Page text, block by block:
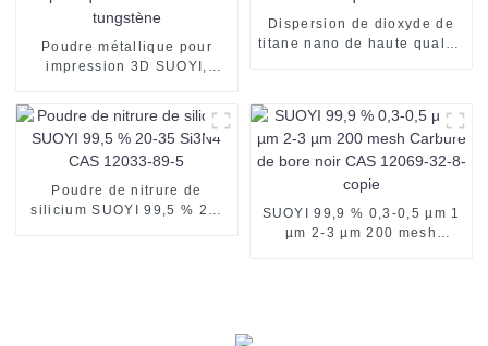
Poudre métallique pour
impression 3D SUOYI,
carbure de tungstène
Dispersion de dioxyde de
titane nano de haute qualité
Poudre de nitrure de
silicium SUOYI 99,5 % 20-
SUOYI 99,9 % 0,3-0,5 µm 1
µm 2-3 µm 200 mesh